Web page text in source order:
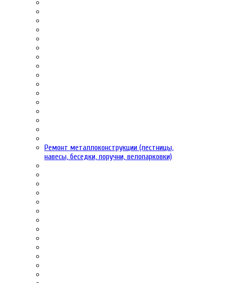
Ремонт металлоконструкции (лестницы,
навесы, беседки, поручни, велопарковки)